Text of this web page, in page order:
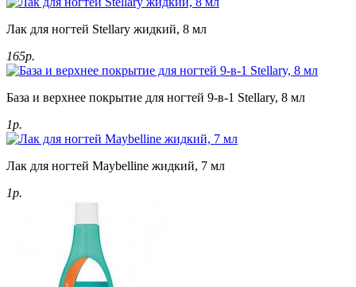
Лак для ногтей Stellary жидкий, 8 мл
165р.
База и верхнее покрытие для ногтей 9-в-1 Stellary, 8 мл
1р.
Лак для ногтей Maybelline жидкий, 7 мл
1р.